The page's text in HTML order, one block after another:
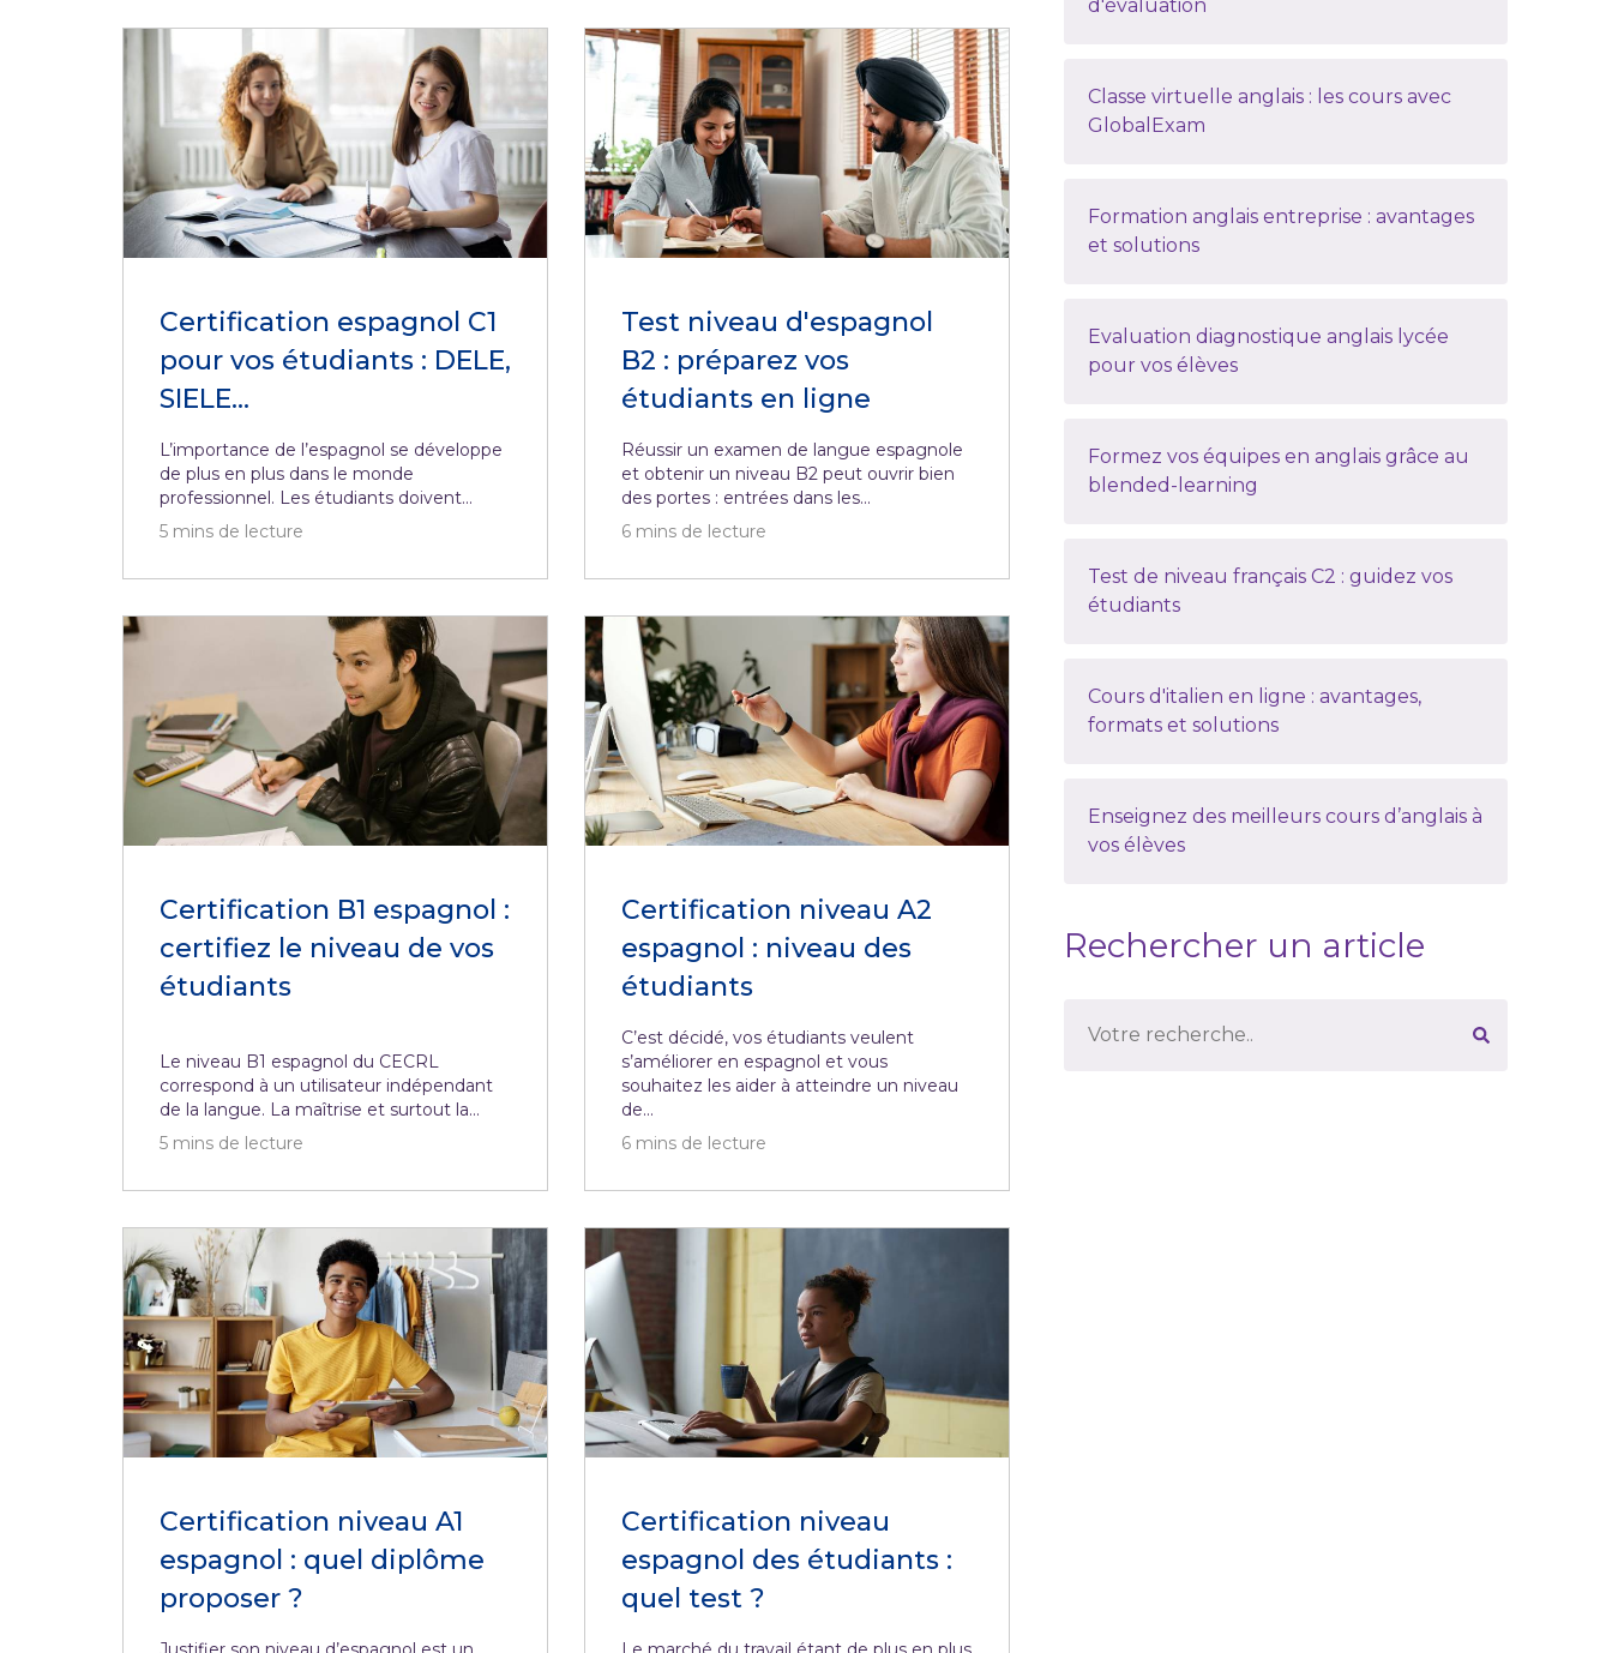
Certification espagnol C1
pour vos étudiants : DELE,
SIELE...
L’importance de l’espagnol se développe
de plus en plus dans le monde
professionnel. Les étudiants doivent...
5 mins de lecture
Test niveau d'espagnol
B2 : préparez vos
étudiants en ligne
Réussir un examen de langue espagnole
et obtenir un niveau B2 peut ouvrir bien
des portes : entrées dans les...
6 mins de lecture
Certification B1 espagnol :
certifiez le niveau de vos
étudiants
Le niveau B1 espagnol du CECRL
correspond à un utilisateur indépendant
de la langue. La maîtrise et surtout la...
5 mins de lecture
Certification niveau A2
espagnol : niveau des
étudiants
C’est décidé, vos étudiants veulent
s’améliorer en espagnol et vous
souhaitez les aider à atteindre un niveau
de...
6 mins de lecture
Certification niveau A1
espagnol : quel diplôme
proposer ?
Certification niveau
espagnol des étudiants :
quel test ?
d'évaluation
Classe virtuelle anglais : les cours avec
GlobalExam
Formation anglais entreprise : avantages
et solutions
Evaluation diagnostique anglais lycée
pour vos élèves
Formez vos équipes en anglais grâce au
blended-learning
Test de niveau français C2 : guidez vos
étudiants
Cours d'italien en ligne : avantages,
formats et solutions
Enseignez des meilleurs cours d’anglais à
vos élèves
Rechercher un article